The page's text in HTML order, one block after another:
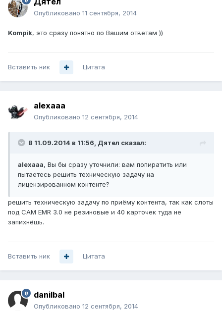
Опубликовано 11 сентября, 2014
Kompik, это сразу понятно по Вашим ответам ))
Вставить ник Цитата
alexaaa
Опубликовано 12 сентября, 2014
В 11.09.2014 в 11:56, Дятел сказал:
alexaaa, Вы бы сразу уточнили: вам попиратить или
пытаетесь решить техническую задачу на
лицензированном контенте?
решить техническую задачу по приёму контента, так как слоты
под CAM EMR 3.0 не резиновые и 40 карточек туда не
запихнёшь.
Вставить ник Цитата
danilbal
Опубликовано 12 сентября, 2014